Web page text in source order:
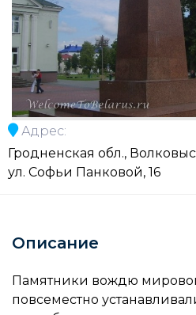
Адрес:
Гродненская обл.,
ул. Софьи Панковой, 16
Описание
Памятники вождю
повсеместно